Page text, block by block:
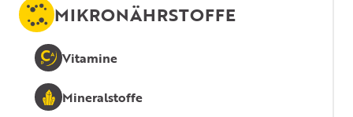
MIKRONÄHRSTOFFE
Vitamine
Mineralstoffe